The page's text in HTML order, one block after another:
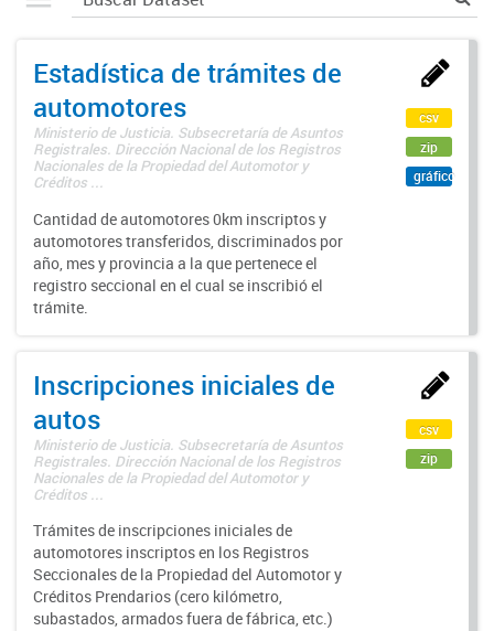
Estadística de trámites de
automotores
Ministerio de Justicia. Subsecretaría de Asuntos
Registrales. Dirección Nacional de los Registros
Nacionales de la Propiedad del Automotor y
Créditos ...
Cantidad de automotores 0km inscriptos y
automotores transferidos, discriminados por
año, mes y provincia a la que pertenece el
registro seccional en el cual se inscribió el
trámite.
csv
zip
gráfico
Inscripciones iniciales de
autos
Ministerio de Justicia. Subsecretaría de Asuntos
Registrales. Dirección Nacional de los Registros
Nacionales de la Propiedad del Automotor y
Créditos ...
Trámites de inscripciones iniciales de
automotores inscriptos en los Registros
Seccionales de la Propiedad del Automotor y
Créditos Prendarios (cero kilómetro,
subastados, armados fuera de fábrica, etc.)
csv
zip